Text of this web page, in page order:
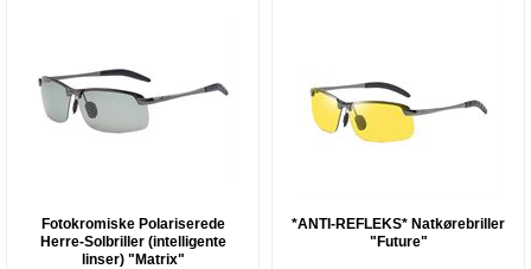
Fotokromiske Polariserede
Herre-Solbriller (intelligente
linser) "Matrix"
*ANTI-REFLEKS* Natkørebriller
"Future"